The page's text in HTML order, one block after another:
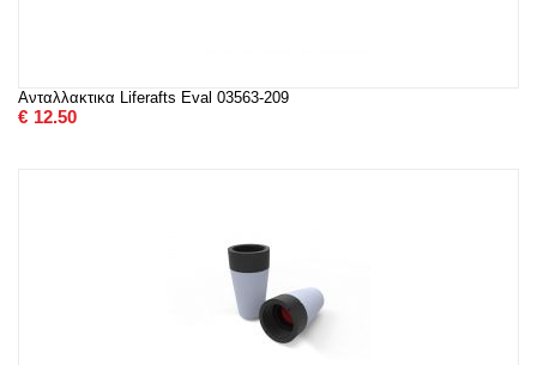
Ανταλλακτικα Liferafts Eval 03563-209
€ 12.50